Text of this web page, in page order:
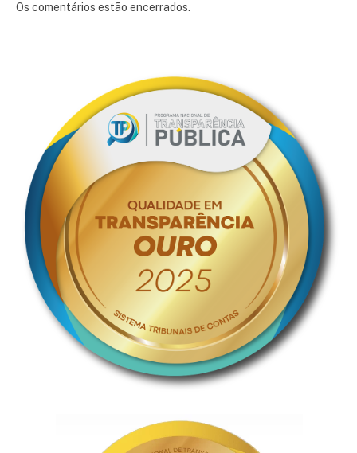
Os comentários estão encerrados.